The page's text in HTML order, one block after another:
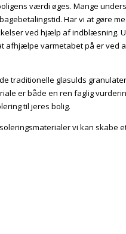
værdi øges. Mange
Har vi at gøre
ved hjælp afindblæsning.
afhjælpe varmetabet på er ved
traditionelle glasulds
er både en ren faglig
til jeres bolig.
vi kan skabe